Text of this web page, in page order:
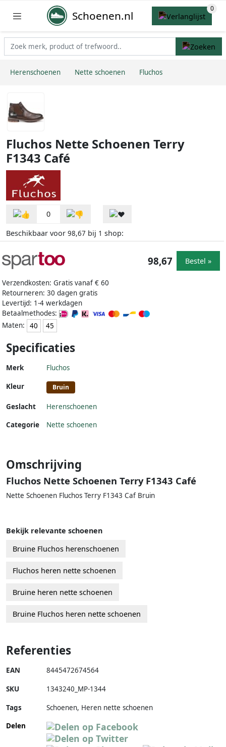
Schoenen.nl
Herenschoenen Nette schoenen Fluchos
Fluchos Nette Schoenen Terry
F1343 Café
0
Beschikbaar voor 98,67 bij 1 shop:
Verzendkosten: Gratis vanaf € 60
Retourneren: 30 dagen gratis
Levertijd: 1-4 werkdagen
Betaalmethodes:
Maten:
40 45
98,67 Bestel »
Specificaties
Merk Fluchos
Kleur Bruin
Geslacht
Herenschoenen
Categorie
Nette schoenen
Omschrijving
Fluchos Nette Schoenen Terry F1343 Café
Nette Schoenen Fluchos Terry F1343 Caf Bruin
Bekijk relevante schoenen
Bruine Fluchos herenschoenen
Fluchos heren nette schoenen
Bruine heren nette schoenen
Bruine Fluchos heren nette schoenen
Referenties
EAN 8445472674564
SKU 1343240_MP-1344
Tags
Schoenen, Heren nette schoenen
Delen